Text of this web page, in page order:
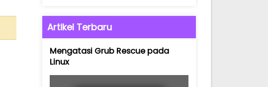
Artikel Terbaru
Mengatasi Grub Rescue pada
Linux